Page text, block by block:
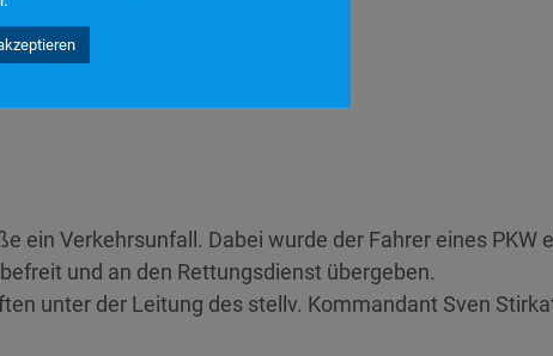
ein Verkehrsunfall. Dabei wurde der Fahrer eines PKW
und an den Rettungsdienst übergeben.
unter der Leitung des stellv. Kommandant Sven